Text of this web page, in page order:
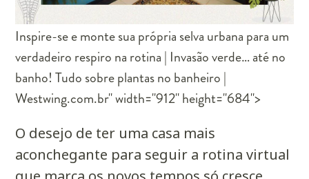
Inspire-se e monte sua própria selva urbana para um
verdadeiro respiro na rotina | Invasão verde… até no
banho! Tudo sobre plantas no banheiro |
Westwing.com.br" width="912" height="684">
O desejo de ter uma casa mais
aconchegante para seguir a rotina virtual